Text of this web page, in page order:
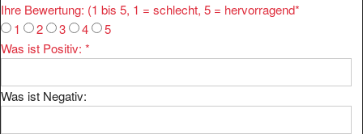
Ihre Bewertung: (1 bis 5, 1 = schlecht, 5 = hervorragend*
1
2 3 4
5
Was ist Positiv: *
Was ist Negativ: